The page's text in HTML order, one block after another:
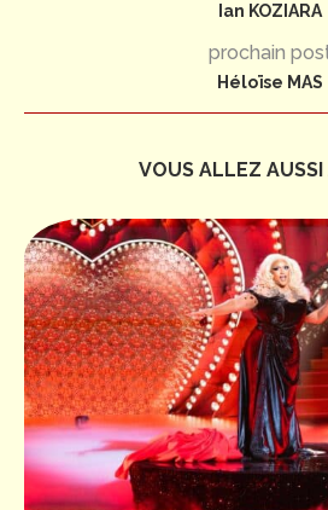
Ian KOZIARA
prochain
Héloïse MAS
VOUS ALLEZ AUSSI